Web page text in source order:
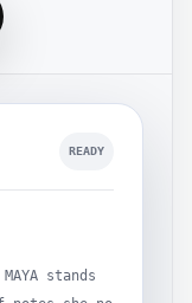
READY
stands